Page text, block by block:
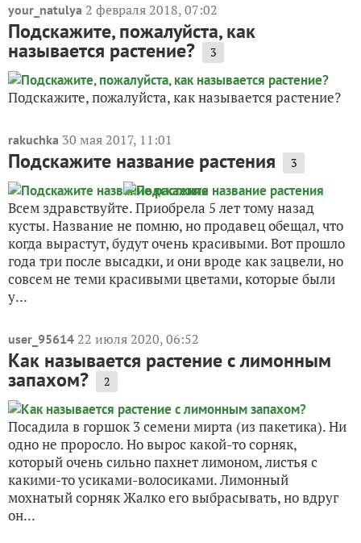
your_natulya 2 февраля 2018, 07:02
Подскажите, пожалуйста, как
называется растение? 3
Подскажите, пожалуйста, как называется растение?
rakuchka 30 мая 2017, 11:01
Подскажите название растения 3
Всем здравствуйте. Приобрела 5 лет тому назад
кусты. Название не помню, но продавец обещал, что
когда вырастут, будут очень красивыми. Вот прошло
года три после высадки, и они вроде как зацвели, но
совсем не теми красивыми цветами, которые были
у...
user_95614 22 июля 2020, 06:52
Как называется растение с лимонным
запахом? 2
Посадила в горшок 3 семени мирта (из пакетика). Ни
одно не проросло. Но вырос какой-то сорняк,
который очень сильно пахнет лимоном, листья с
какими-то усиками-волосиками. Лимонный
мохнатый сорняк Жалко его выбрасывать, но вдруг
он...